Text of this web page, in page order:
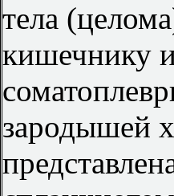
тела
кишечнику
зародышей